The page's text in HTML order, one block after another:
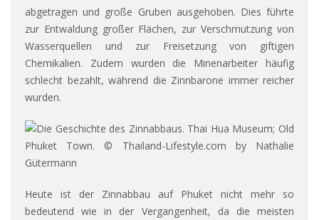
abgetragen und große Gruben ausgehoben. Dies führte
zur Entwaldung großer Flächen, zur Verschmutzung von
Wasserquellen und zur Freisetzung von giftigen
Chemikalien. Zudem wurden die Minenarbeiter häufig
schlecht bezahlt, während die Zinnbarone immer reicher
wurden.
Heute ist der Zinnabbau auf Phuket nicht mehr so
bedeutend wie in der Vergangenheit, da die meisten